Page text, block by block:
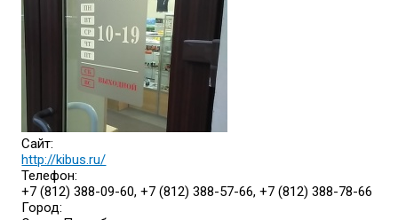
Сайт:
http://kibus.ru/
Телефон:
+7 (812) 388-09-60, +7 (812) 388-57-66, +7 (812) 388-78-66
Город: